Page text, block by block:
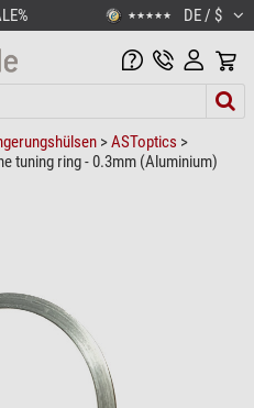
★★★★★ DE / $
>ASToptics >
tuning ring - 0.3mm (Aluminium)